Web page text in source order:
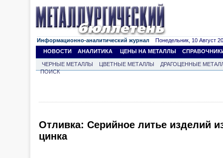
Информационно-аналитический журнал Понедельник, 10 Август
НОВОСТИ
АНАЛИТИКА ЦЕНЫ НА МЕТАЛЛЫ
ЧЕРНЫЕ МЕТАЛЛЫ ЦВЕТНЫЕ МЕТАЛЛЫ
ДРАГОЦЕННЫЕ
ПОИСК
Отливка: Серийное литье изделий
цинка